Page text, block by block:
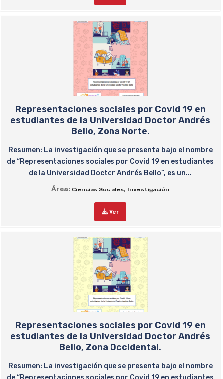
Representaciones sociales por Covid 19 en
estudiantes de la Universidad Doctor Andrés
Bello, Zona Norte.
Resumen: La investigación que se presenta bajo el nombre
de “Representaciones sociales por Covid 19 en estudiantes
de la Universidad Doctor Andrés Bello”, es un...
Área: Ciencias Sociales, Investigación
Ver
Representaciones sociales por Covid 19 en
estudiantes de la Universidad Doctor Andrés
Bello, Zona Occidental.
Resumen: La investigación que se presenta bajo el nombre
de “Representaciones sociales por Covid 19 en estudiantes